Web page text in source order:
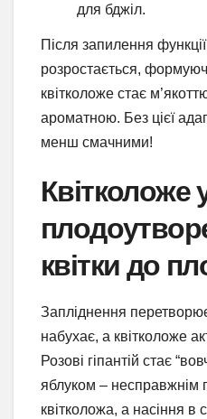
для бджіл.
Після запилення
розростається,
квітколоже стає
ароматною. Без цієї
менш смачними!
Квітколоже
квітки до
Запліднення перетворює
набухає, а квітколоже
Розові гіпантій стає
яблуком – несправжнім
квітколожа, а насіння в